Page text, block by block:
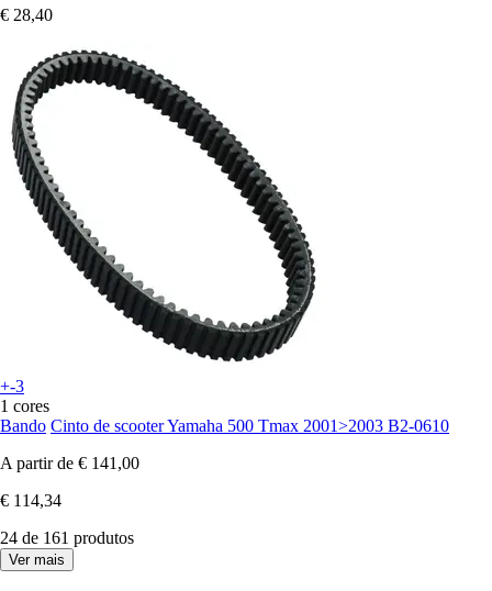
€ 28,40
+-3
1 cores
Bando Cinto de scooter Yamaha 500 Tmax 2001>2003 B2-0610
A partir de € 141,00
€ 114,34
24 de 161 produtos
Ver mais